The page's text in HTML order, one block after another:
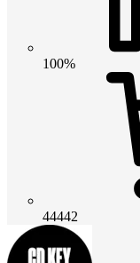
100%
44442